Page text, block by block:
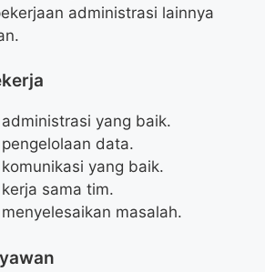
administrasi lainnya
yang baik.
data.
yang baik.
sama tim.
masalah.